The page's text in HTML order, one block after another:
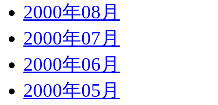
2000年08月
2000年07月
2000年06月
2000年05月